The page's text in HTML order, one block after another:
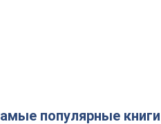
Самые популярные книги